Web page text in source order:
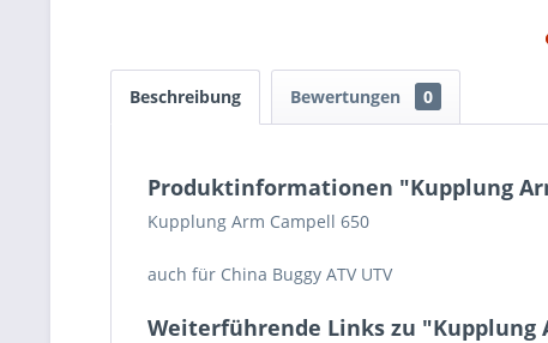
Beschreibung Bewertungen 0
Produktinformationen "Kupplung
Kupplung Arm Campell 650
auch für China Buggy ATV UTV
Weiterführende Links zu "Kupplung